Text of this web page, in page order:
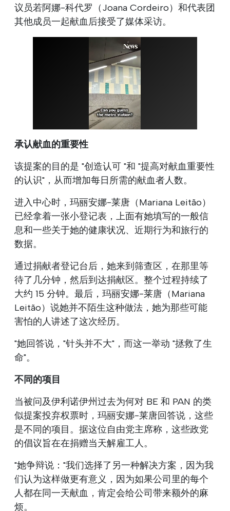
议员若阿娜-科代罗（Joana Cordeiro）和代表团
其他成员一起献血后接受了媒体采访。
承认献血的重要性
该提案的目的是 "创造认可 "和 "提高对献血重要性
的认识"，从而增加每日所需的献血者人数。
进入中心时，玛丽安娜-莱唐（Mariana Leitão）
已经拿着一张小登记表，上面有她填写的一般信
息和一些关于她的健康状况、近期行为和旅行的
数据。
通过捐献者登记台后，她来到筛查区，在那里等
待了几分钟，然后到达捐献区。整个过程持续了
大约 15 分钟。最后，玛丽安娜-莱唐（Mariana
Leitão）说她并不陌生这种做法，她为那些可能
害怕的人讲述了这次经历。
"她回答说，"针头并不大"，而这一举动 "拯救了生
命"。
不同的项目
当被问及伊利诺伊州过去为何对 BE 和 PAN 的类
似提案投弃权票时，玛丽安娜-莱唐回答说，这些
是不同的项目。据这位自由党主席称，这些政党
的倡议旨在在捐赠当天解雇工人。
"她争辩说："我们选择了另一种解决方案，因为我
们认为这样做更有意义，因为如果公司里的每个
人都在同一天献血，肯定会给公司带来额外的麻
烦。